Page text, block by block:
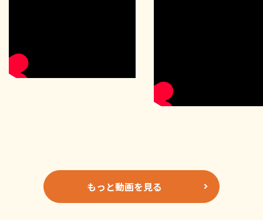
もっと動画を見る